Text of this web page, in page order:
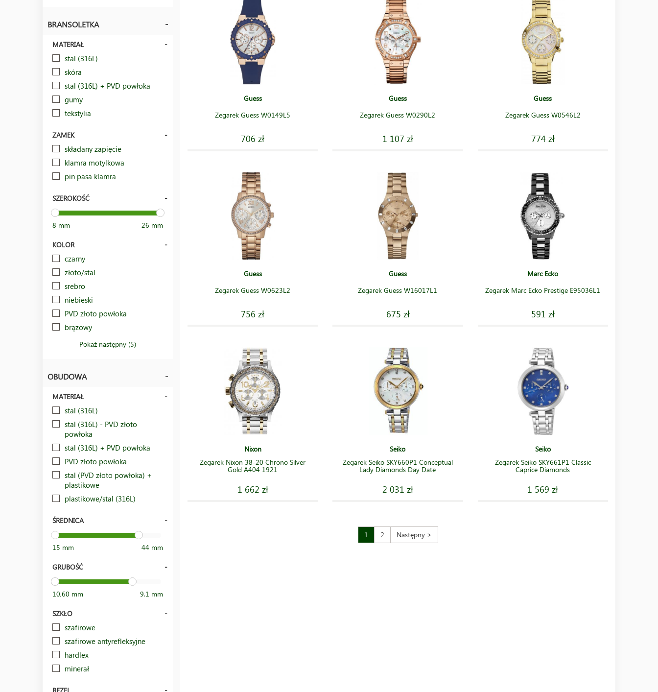
BRANSOLETKA
MATERIAŁ
stal (316L)
skóra
stal (316L) + PVD powłoka
gumy
tekstylia
ZAMEK
składany zapięcie
klamra motylkowa
pin pasa klamra
SZEROKOŚĆ
8 mm 26 mm
KOLOR
czarny
złoto/stal
srebro
niebieski
PVD złoto powłoka
brązowy
Pokaż następny (5)
OBUDOWA
MATERIAŁ
stal (316L)
stal (316L) - PVD złoto
powłoka
stal (316L) + PVD powłoka
PVD złoto powłoka
stal (PVD złoto powłoka) +
plastikowe
plastikowe/stal (316L)
ŚREDNICA
15 mm 44 mm
GRUBOŚĆ
10,60 mm 9.1 mm
SZKŁO
szafirowe
szafirowe antyrefleksyjne
hardlex
minerał
Guess
Zegarek Guess W0149L5
706 zł
Guess
Zegarek Guess W0290L2
1 107 zł
Guess
Zegarek Guess W0546L2
774 zł
Guess
Zegarek Guess W0623L2
756 zł
Guess
Zegarek Guess W16017L1
675 zł
Marc Ecko
Zegarek Marc Ecko Prestige E95036L1
591 zł
Nixon
Zegarek Nixon 38-20 Chrono Silver
Gold A404 1921
1 662 zł
Seiko
Zegarek Seiko SKY660P1 Conceptual
Lady Diamonds Day Date
2 031 zł
Seiko
Zegarek Seiko SKY661P1 Classic
Caprice Diamonds
1 569 zł
1 2 Następny >